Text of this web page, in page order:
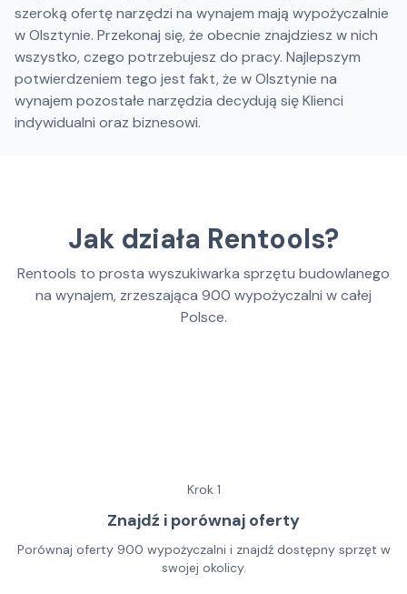
szeroką ofertę narzędzi na wynajem mają wypożyczalnie
w Olsztynie. Przekonaj się, że obecnie znajdziesz w nich
wszystko, czego potrzebujesz do pracy. Najlepszym
potwierdzeniem tego jest fakt, że w Olsztynie na
wynajem pozostałe narzędzia decydują się Klienci
indywidualni oraz biznesowi.
Jak działa Rentools?
Rentools to prosta wyszukiwarka sprzętu budowlanego
na wynajem, zrzeszająca 900 wypożyczalni w całej
Polsce.
Krok 1
Znajdź i porównaj oferty
Porównaj oferty 900 wypożyczalni i znajdź dostępny sprzęt w
swojej okolicy.